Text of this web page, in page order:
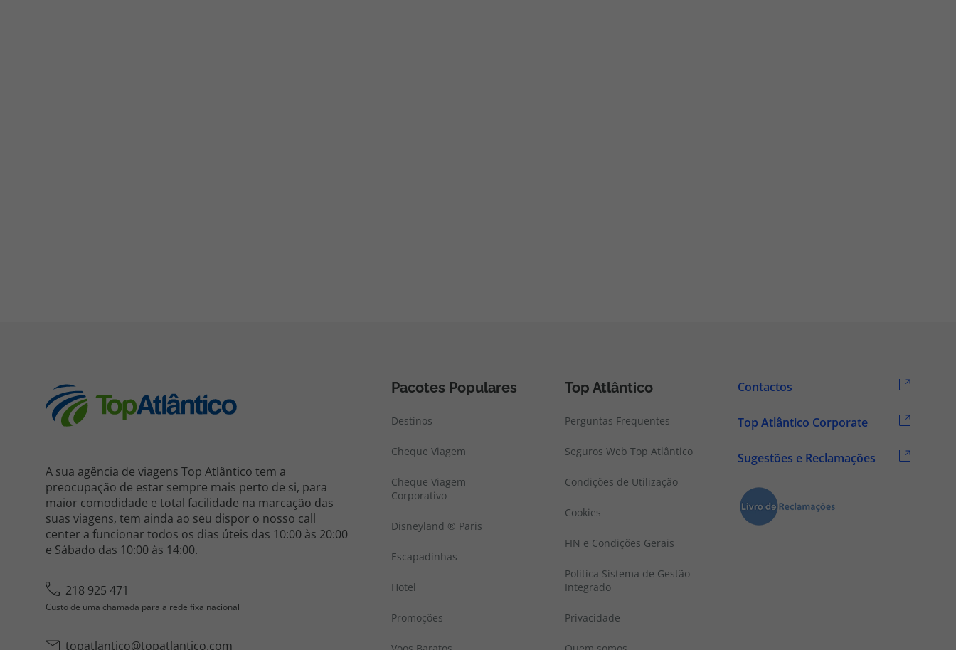
A sua agência de viagens Top Atlântico tem a
preocupação de estar sempre mais perto de si, para
maior comodidade e total facilidade na marcação das
suas viagens, tem ainda ao seu dispor o nosso call
center a funcionar todos os dias úteis das 10:00 às 20:00
e Sábado das 10:00 às 14:00.
218 925 471
Custo de uma chamada para a rede fixa nacional
topatlantico@topatlantico.com
Pacotes Populares
Destinos
Cheque Viagem
Cheque Viagem
Corporativo
Disneyland ® Paris
Escapadinhas
Hotel
Promoções
Top Atlântico
Perguntas Frequentes
Seguros Web Top Atlântico
Condições de Utilização
Cookies
FIN e Condições Gerais
Politica Sistema de Gestão
Integrado
Privacidade
Contactos
Top Atlântico Corporate
Sugestões e Reclamações